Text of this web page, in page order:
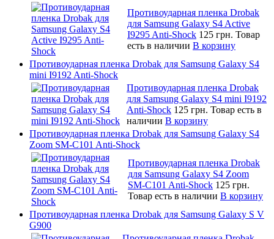
Противоударная пленка Drobak
для Samsung Galaxy S4 Active
I9295 Anti-Shock 125 грн. Товар
есть в наличии В корзину
Противоударная пленка Drobak для Samsung Galaxy S4
mini I9192 Anti-Shock
Противоударная пленка Drobak
для Samsung Galaxy S4 mini I9192
Anti-Shock 125 грн. Товар есть в
наличии В корзину
Противоударная пленка Drobak для Samsung Galaxy S4
Zoom SM-C101 Anti-Shock
Противоударная пленка Drobak
для Samsung Galaxy S4 Zoom
SM-C101 Anti-Shock 125 грн.
Товар есть в наличии В корзину
Противоударная пленка Drobak для Samsung Galaxy S V
G900